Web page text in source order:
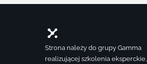
Strona należy do grupy Gamma
realizującej szkolenia eksperckie,